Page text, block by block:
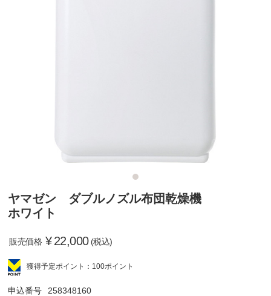
ヤマゼン ダブルノズル布団乾燥機
ホワイト
販売価格 ¥22,000 (税込)
獲得予定ポイント：100ポイント
申込番号 258348160